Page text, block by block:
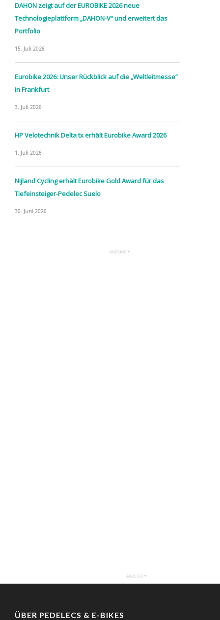
DAHON zeigt auf der EUROBIKE 2026 neue
Technologieplattform „DAHON-V“ und erweitert das
Portfolio
15. Juli 2026
Eurobike 2026: Unser Rückblick auf die „Weltleitmesse“
in Frankfurt
3. Juli 2026
HP Velotechnik Delta tx erhält Eurobike Award 2026
1. Juli 2026
Nijland Cycling erhält Eurobike Gold Award für das
Tiefeinsteiger-Pedelec Suelo
30. Juni 2026
ÜBER PEDELECS & E-BIKES